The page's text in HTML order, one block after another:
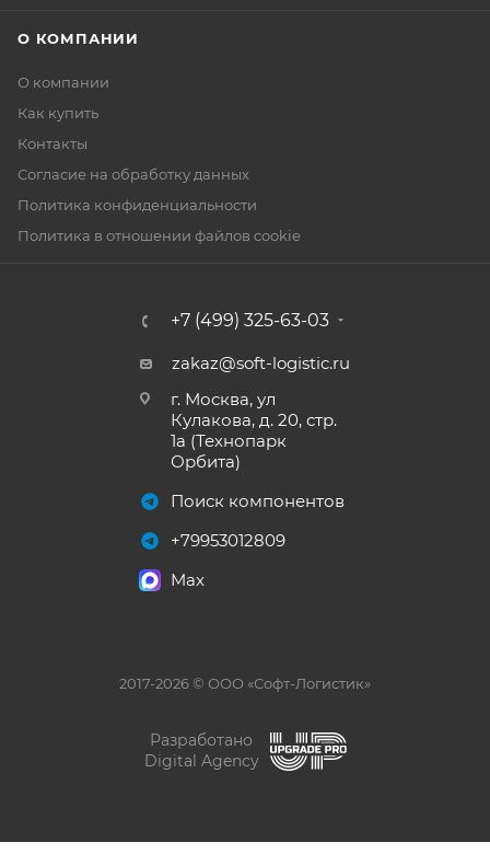
О КОМПАНИИ
О компании
Как купить
Контакты
Согласие на обработку данных
Политика конфиденциальности
Политика в отношении файлов cookie
+7 (499) 325-63-03
zakaz@soft-logistic.ru
г. Москва, ул
Кулакова, д. 20, стр.
1а (Технопарк
Орбита)
Поиск компонентов
+79953012809
Max
2017-2026 © ООО «Софт-Логистик»
Разработано
Digital Agency